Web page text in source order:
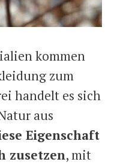
kommen
zum
handelt es sich
aus
Eigenschaft
zusetzen, mit